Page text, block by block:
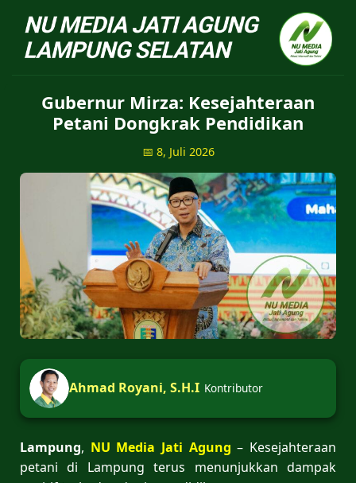
NU Jatiagung - Situs
Gubernur Mirza: Kesejahteraan
Petani Dongkrak Pendidikan
📅 8, Juli 2026
Ahmad Royani, S.H.I Kontributor
Lampung, NU Media Jati Agung – Kesejahteraan
petani di Lampung terus menunjukkan dampak